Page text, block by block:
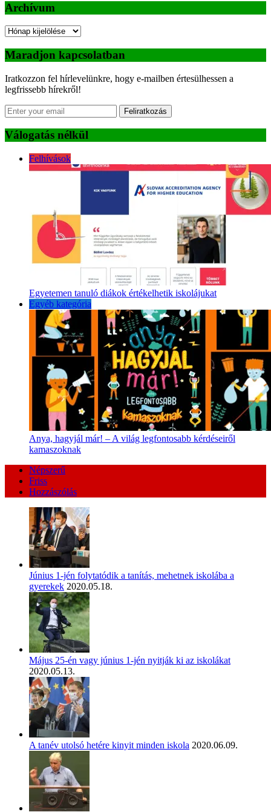
Archívum
Archívum
Maradjon kapcsolatban
Iratkozzon fel hírlevelünkre, hogy e-mailben értesülhessen a
legfrissebb hírekről!
Feliratkozás
Válogatás nélkül
Felhívások
Egyetemen tanuló diákok értékelhetik iskolájukat
Egyéb kategória
Anya, hagyjál már! – A világ legfontosabb kérdéseiről
kamaszoknak
Népszerű
Friss
Hozzászólás
Június 1-jén folytatódik a tanítás, mehetnek iskolába a
gyerekek 2020.05.18.
Május 25-én vagy június 1-jén nyitják ki az iskolákat
2020.05.13.
A tanév utolsó hetére kinyit minden iskola 2020.06.09.